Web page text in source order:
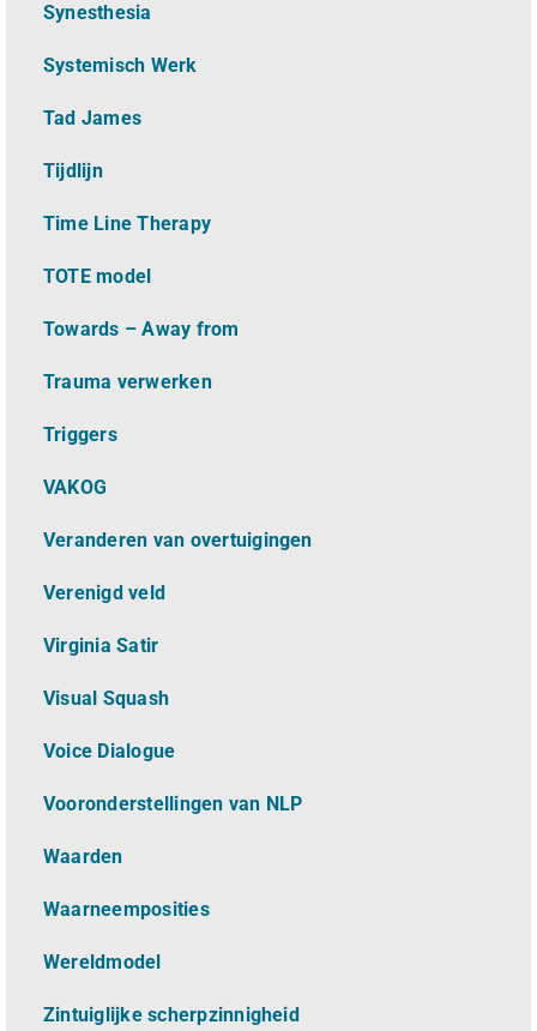
Synesthesia
Systemisch Werk
Tad James
Tijdlijn
Time Line Therapy
TOTE model
Towards – Away from
Trauma verwerken
Triggers
VAKOG
Veranderen van overtuigingen
Verenigd veld
Virginia Satir
Visual Squash
Voice Dialogue
Vooronderstellingen van NLP
Waarden
Waarneemposities
Wereldmodel
Zintuiglijke scherpzinnigheid